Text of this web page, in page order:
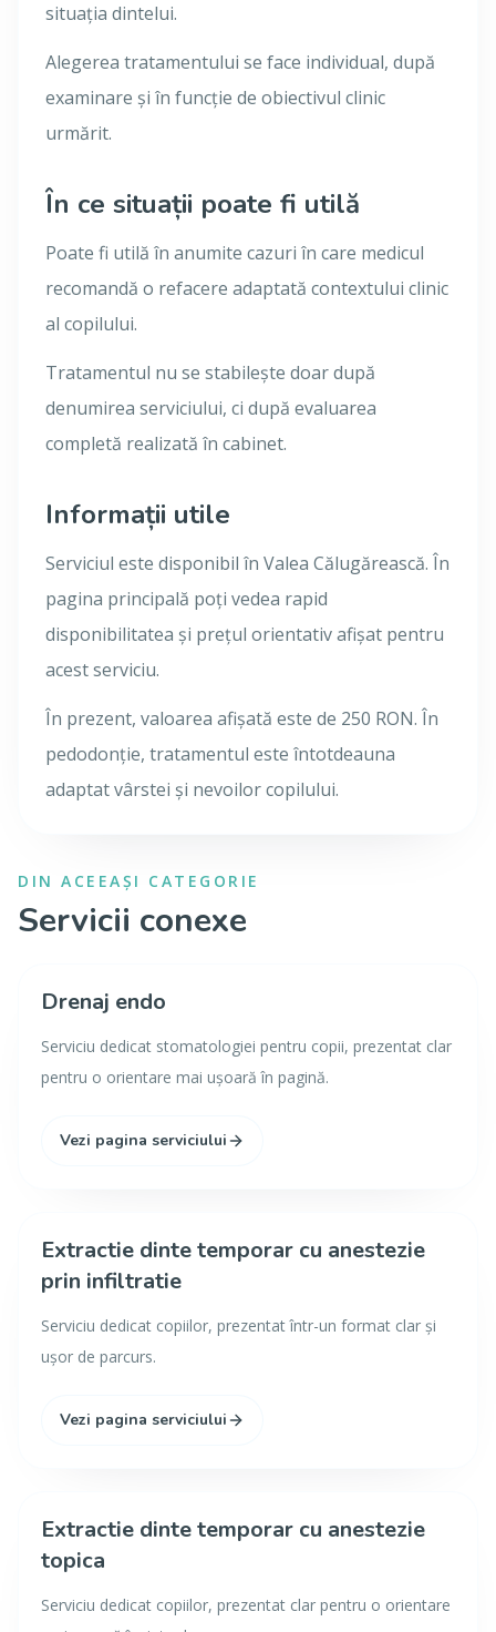
situația dintelui.
Alegerea tratamentului se face individual, după
examinare și în funcție de obiectivul clinic
urmărit.
În ce situații poate fi utilă
Poate fi utilă în anumite cazuri în care medicul
recomandă o refacere adaptată contextului clinic
al copilului.
Tratamentul nu se stabilește doar după
denumirea serviciului, ci după evaluarea
completă realizată în cabinet.
Informații utile
Serviciul este disponibil în Valea Călugărească. În
pagina principală poți vedea rapid
disponibilitatea și prețul orientativ afișat pentru
acest serviciu.
În prezent, valoarea afișată este de 250 RON. În
pedodonție, tratamentul este întotdeauna
adaptat vârstei și nevoilor copilului.
DIN ACEEAȘI CATEGORIE
Servicii conexe
Drenaj endo
Serviciu dedicat stomatologiei pentru copii, prezentat clar
pentru o orientare mai ușoară în pagină.
Vezi pagina serviciului
Extractie dinte temporar cu anestezie
prin infiltratie
Serviciu dedicat copiilor, prezentat într-un format clar și
ușor de parcurs.
Vezi pagina serviciului
Extractie dinte temporar cu anestezie
topica
Serviciu dedicat copiilor, prezentat clar pentru o orientare